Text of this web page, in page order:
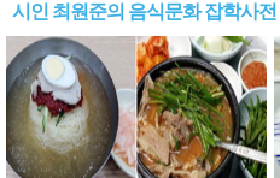
시인 최원준의 음식문화 잡학사전